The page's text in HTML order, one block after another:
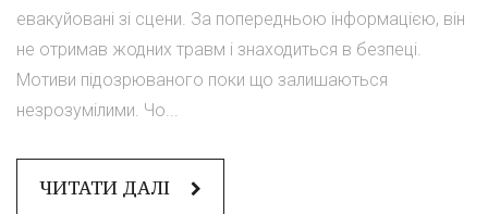
евакуйовані зі сцени. За попередньою інформацією, він
не отримав жодних травм і знаходиться в безпеці.
Мотиви підозрюваного поки що залишаються
незрозумілими. Чо...
ЧИТАТИ ДАЛІ